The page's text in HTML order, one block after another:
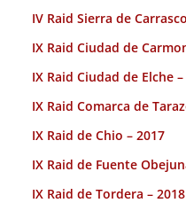
IV Raid Sierra de
IX Raid Ciudad de
IX Raid Ciudad de Elche
IX Raid Comarca de
IX Raid de Chio – 2017
IX Raid de Fuente
IX Raid de Tordera – 2018